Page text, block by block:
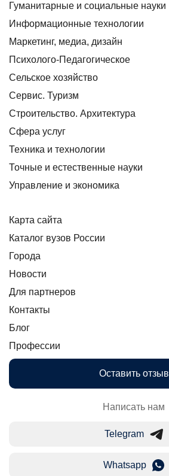
Гуманитарные и социальные науки
Информационные технологии
Маркетинг, медиа, дизайн
Психолого-Педагогическое
Сельское хозяйство
Сервис. Туризм
Строительство. Архитектура
Сфера услуг
Техника и технологии
Точные и естественные науки
Управление и экономика
Карта сайта
Каталог вузов России
Города
Новости
Для партнеров
Контакты
Блог
Профессии
Оставить отзыв
Написать нам
Telegram
Whatsapp